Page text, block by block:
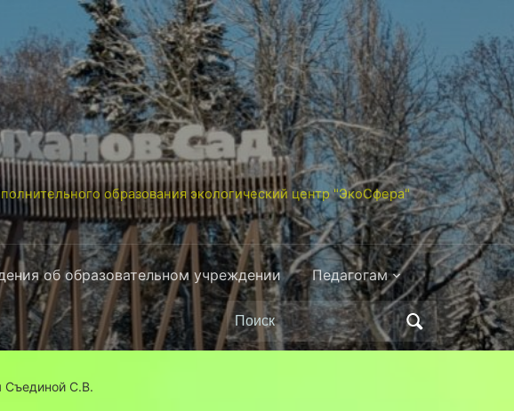
образования экологический центр "ЭкоСфера"
об образовательном учреждении Педагогам
Поиск
по:
Съединой С.В.